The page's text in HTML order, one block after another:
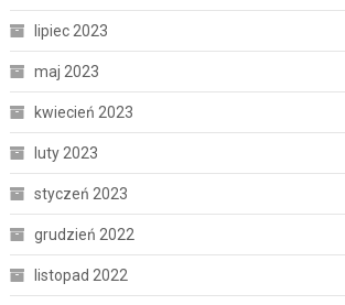
lipiec 2023
maj 2023
kwiecień 2023
luty 2023
styczeń 2023
grudzień 2022
listopad 2022